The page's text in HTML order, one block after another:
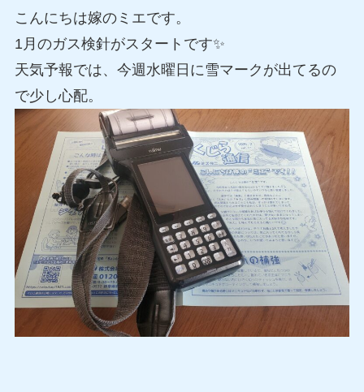
こんにちは嫁のミエです。
1月のガス検針がスタートです✨
天気予報では、今週水曜日に雪マークが出てるの
で少し心配。